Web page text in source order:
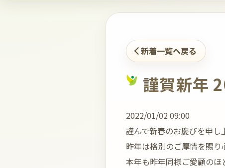
新着一覧へ戻る
謹賀新年
2022/01/02 09:00
謹んで新春のお慶びを申し
昨年は格別のご厚情を賜り
本年も昨年同様ご愛顧のほ